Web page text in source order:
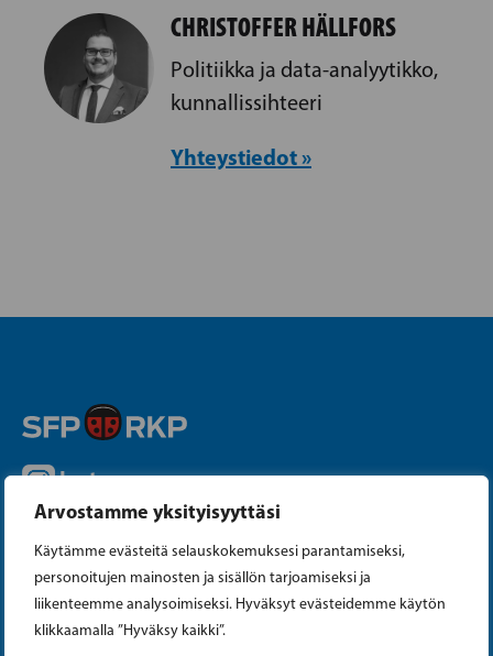
Arvostamme yksityisyyttäsi
Käytämme evästeitä selauskokemuksesi parantamiseksi,
personoitujen mainosten ja sisällön tarjoamiseksi ja
liikenteemme analysoimiseksi. Hyväksyt evästeidemme käytön
klikkaamalla ”Hyväksy kaikki”.
CHRISTOFFER HÄLLFORS
Politiikka ja data-analyytikko,
kunnallissihteeri
Yhteystiedot »
Instagram
Tiktok